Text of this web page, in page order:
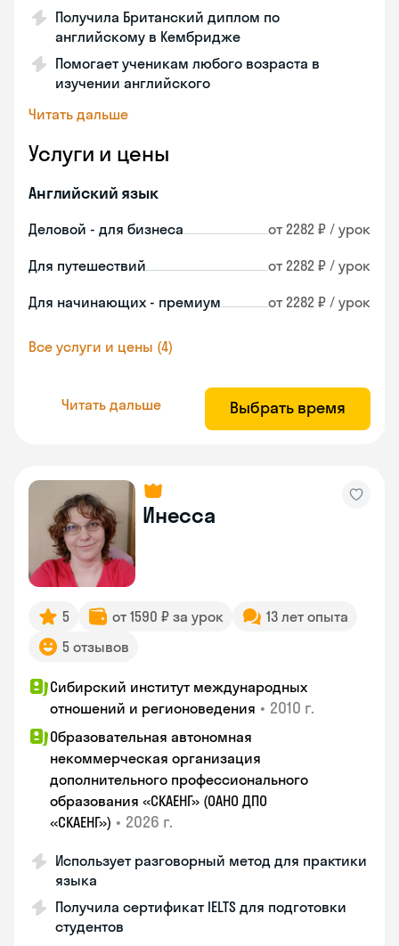
Получила Британский диплом по
английскому в Кембридже
Помогает ученикам любого возраста в
изучении английского
Читать дальше
Услуги и цены
Английский язык
Деловой - для бизнеса от 2282 ₽ / урок
Для путешествий от 2282 ₽ / урок
Для начинающих - премиум от 2282 ₽ / урок
Все услуги и цены (4)
Читать дальше Выбрать время
Инесса
5 от 1590 ₽ за урок
13 лет опыта
5 отзывов
Сибирский институт международных
отношений и регионоведения • 2010 г.
Образовательная автономная
некоммерческая организация
дополнительного профессионального
образования «СКАЕНГ» (ОАНО ДПО
«СКАЕНГ») • 2026 г.
Использует разговорный метод для практики
языка
Получила сертификат IELTS для подготовки
студентов